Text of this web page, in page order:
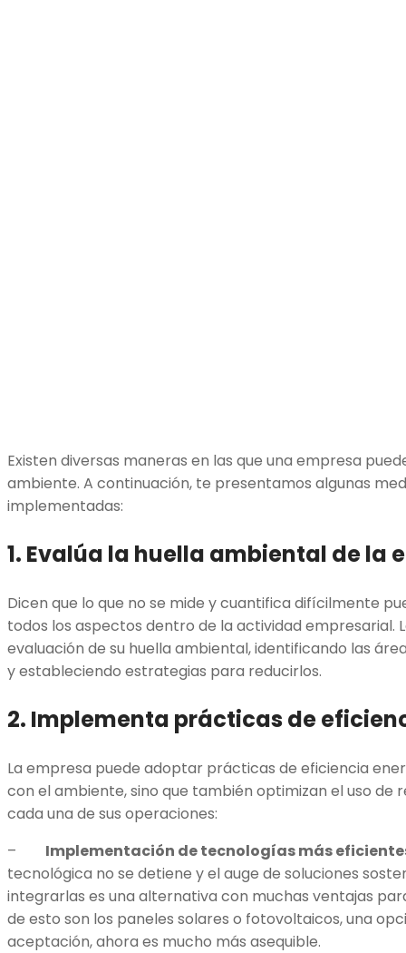
Existen diversas maneras en las que una empresa
ambiente. A continuación, te presentamos algunas
implementadas:
1. Evalúa la huella ambiental de la
Dicen que lo que no se mide y cuantifica difícilmente
todos los aspectos dentro de la actividad empresarial.
evaluación de su huella ambiental, identificando las
y estableciendo estrategias para reducirlos.
2. Implementa prácticas de
La empresa puede adoptar prácticas de eficiencia
con el ambiente, sino que también optimizan el uso de
cada una de sus operaciones:
– Implementación de tecnologías más
tecnológica no se detiene y el auge de soluciones
integrarlas es una alternativa con muchas ventajas
de esto son los paneles solares o fotovoltaicos, una
aceptación, ahora es mucho más asequible.